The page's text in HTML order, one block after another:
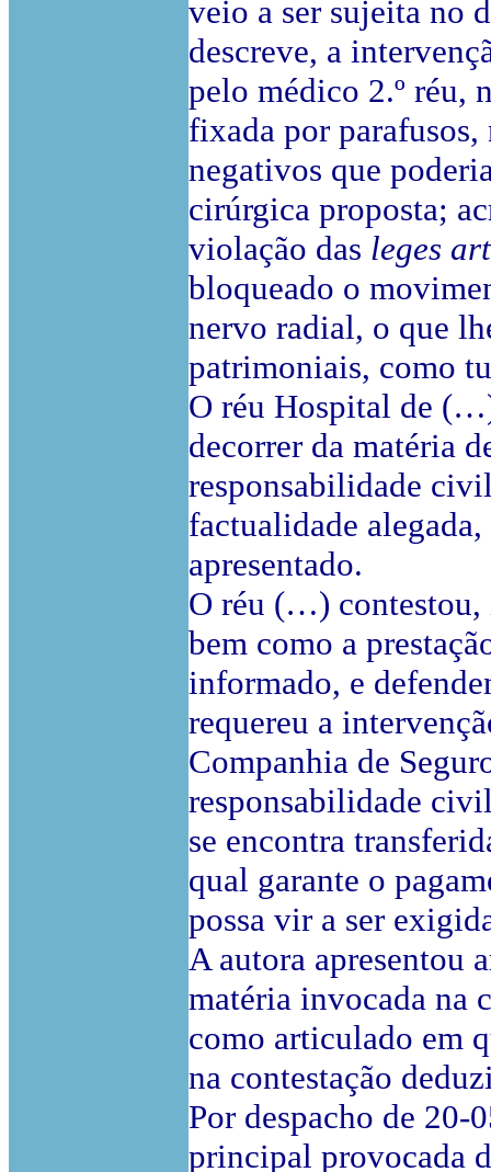
veio a ser sujeita no
descreve, a
pelo médico 2.º réu,
fixada por
negativos que
cirúrgica proposta;
violação das leges
bloqueado o
nervo radial, o que
patrimoniais, como
O réu Hospital de
decorrer da matéria
responsabilidade
factualidade
apresentado.
O réu (…) contestou,
bem como a
informado, e
requereu a
Companhia de
responsabilidade
se encontra
qual garante o
possa vir a ser
A autora apresentou
matéria invocada na
como articulado em
na contestação
Por despacho de
principal provocada